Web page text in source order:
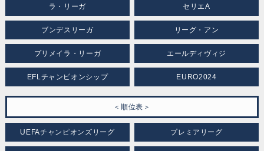
ラ・リーガ セリエA
ブンデスリーガ リーグ・アン
プリメイラ・リーガ エールディヴィジ
EFLチャンピオンシップ EURO2024
＜順位表＞
UEFAチャンピオンズリーグ プレミアリーグ